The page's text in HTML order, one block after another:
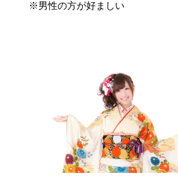
※男性の方が好ましい